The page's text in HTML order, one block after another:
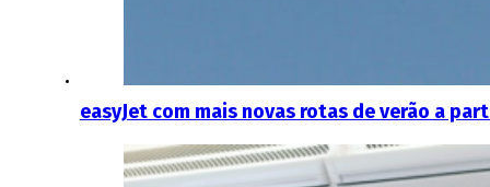
easyJet com mais novas rotas de verão a